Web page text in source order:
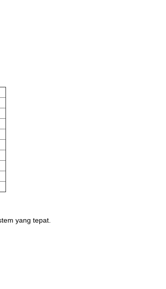
yang tepat.